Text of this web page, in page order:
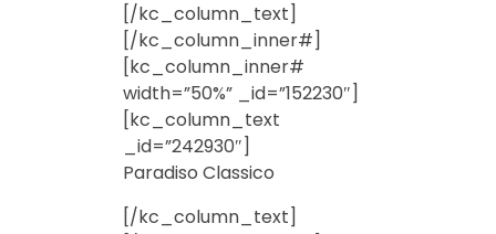
[/kc_column_text]
[/kc_column_inner#]
[kc_column_inner#
width=”50%” _id=”152230″]
[kc_column_text
_id=”242930″]
Paradiso Classico
[/kc_column_text]